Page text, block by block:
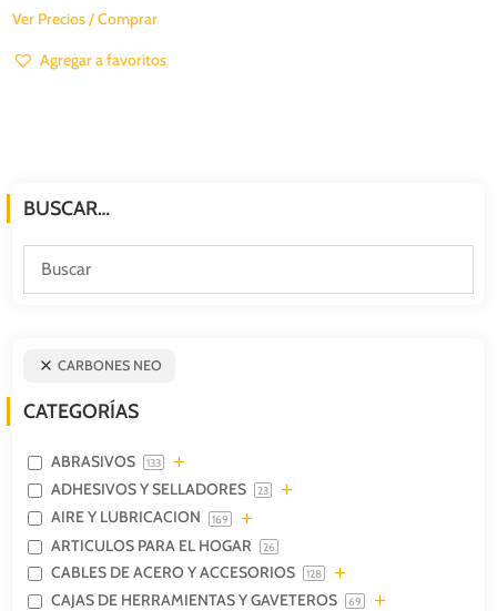
Ver Precios / Comprar
Agregar a favoritos
BUSCAR…
CARBONES NEO
CATEGORÍAS
ABRASIVOS 133
ADHESIVOS Y SELLADORES 23
AIRE Y LUBRICACION 169
ARTICULOS PARA EL HOGAR 26
CABLES DE ACERO Y ACCESORIOS 128
CAJAS DE HERRAMIENTAS Y GAVETEROS 69